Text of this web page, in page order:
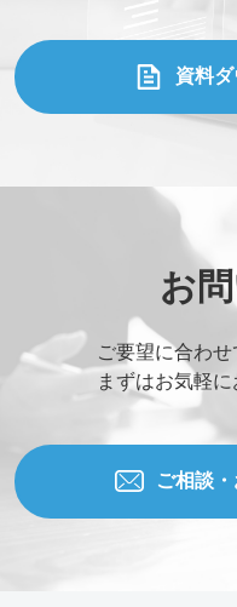
資料
お
ご要望に合わせ
まずはお気軽に
ご相談